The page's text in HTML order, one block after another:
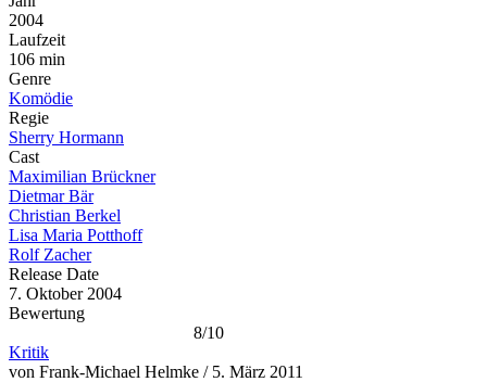
2004
Laufzeit
106 min
Genre
Komödie
Regie
Sherry Hormann
Cast
Maximilian Brückner
Dietmar Bär
Christian Berkel
Lisa Maria Potthoff
Rolf Zacher
Release Date
7. Oktober 2004
Bewertung
8/10
Kritik
von Frank-Michael Helmke / 5. März 2011